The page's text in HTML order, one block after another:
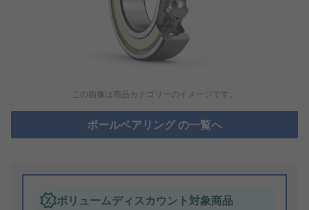
この画像は商品カテゴリーのイメージです。
ボールベアリング の一覧へ
ボリュームディスカウント対象商品